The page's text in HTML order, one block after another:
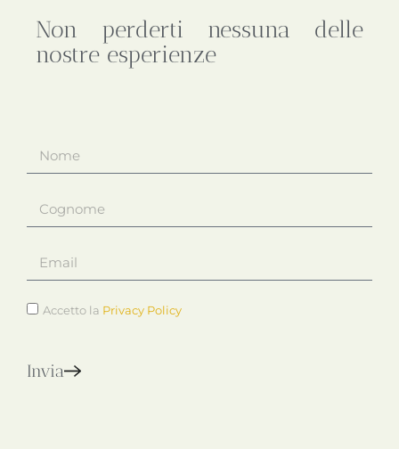
Non perderti nessuna delle
nostre esperienze
Accetto la Privacy Policy
Invia